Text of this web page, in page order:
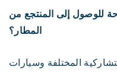
للوصول إلى المنتجع من
المطار؟
المختلفة وسيارات